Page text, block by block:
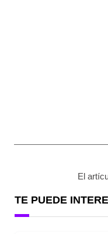
El
TE PUEDE